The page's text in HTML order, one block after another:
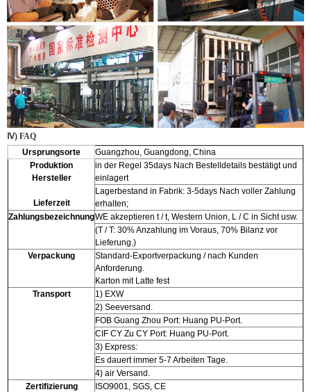
Ⅳ) FAQ
Ursprungsorte
Guangzhou, Guangdong, China
Produktion
Hersteller
Lieferzeit
in der Regel 35days Nach Bestelldetails bestätigt und
einlagert
Lagerbestand in Fabrik: 3-5days Nach voller Zahlung
erhalten;
ZahlungsbezeichnungWE akzeptieren t / t, Western Union, L / C in Sicht usw.
(T / T: 30% Anzahlung im Voraus, 70% Bilanz vor
Lieferung.)
Verpackung
Standard-Exportverpackung / nach Kunden
Anforderung.
Karton mit Latte fest
Transport
1) EXW
2) Seeversand.
FOB Guang Zhou Port: Huang PU-Port.
CIF CY Zu CY Port: Huang PU-Port.
3) Express:
Es dauert immer 5-7 Arbeiten Tage.
4) air Versand.
Zertifizierung
ISO9001, SGS, CE